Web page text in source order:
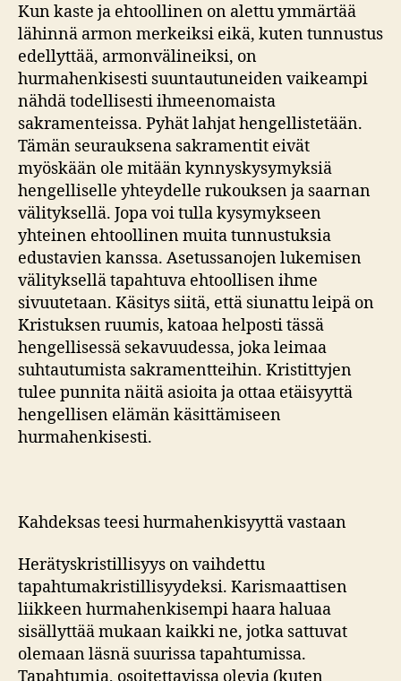
Kun kaste ja ehtoollinen on alettu ymmärtää
lähinnä armon merkeiksi eikä, kuten tunnustus
edellyttää, armonvälineiksi, on
hurmahenkisesti suuntautuneiden vaikeampi
nähdä todellisesti ihmeenomaista
sakramenteissa. Pyhät lahjat hengellistetään.
Tämän seurauksena sakramentit eivät
myöskään ole mitään kynnyskysymyksiä
hengelliselle yhteydelle rukouksen ja saarnan
välityksellä. Jopa voi tulla kysymykseen
yhteinen ehtoollinen muita tunnustuksia
edustavien kanssa. Asetussanojen lukemisen
välityksellä tapahtuva ehtoollisen ihme
sivuutetaan. Käsitys siitä, että siunattu leipä on
Kristuksen ruumis, katoaa helposti tässä
hengellisessä sekavuudessa, joka leimaa
suhtautumista sakramentteihin. Kristittyjen
tulee punnita näitä asioita ja ottaa etäisyyttä
hengellisen elämän käsittämiseen
hurmahenkisesti.
Kahdeksas teesi hurmahenkisyyttä vastaan
Herätyskristillisyys on vaihdettu
tapahtumakristillisyydeksi. Karismaattisen
liikkeen hurmahenkisempi haara haluaa
sisällyttää mukaan kaikki ne, jotka sattuvat
olemaan läsnä suurissa tapahtumissa.